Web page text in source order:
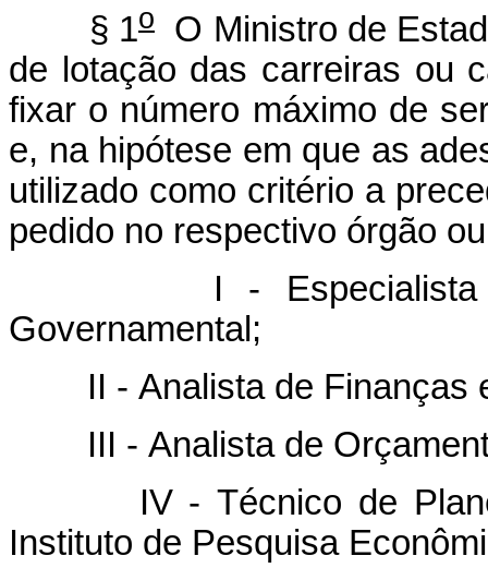
§ 1o
O Ministro de
de lotação das carreiras ou
fixar o número máximo de
e, na hipótese em que as
utilizado como critério a
pedido no respectivo órgão
I - Especialista em
Governamental;
II - Analista de Finanças
III - Analista de
IV - Técnico de
Instituto de Pesquisa